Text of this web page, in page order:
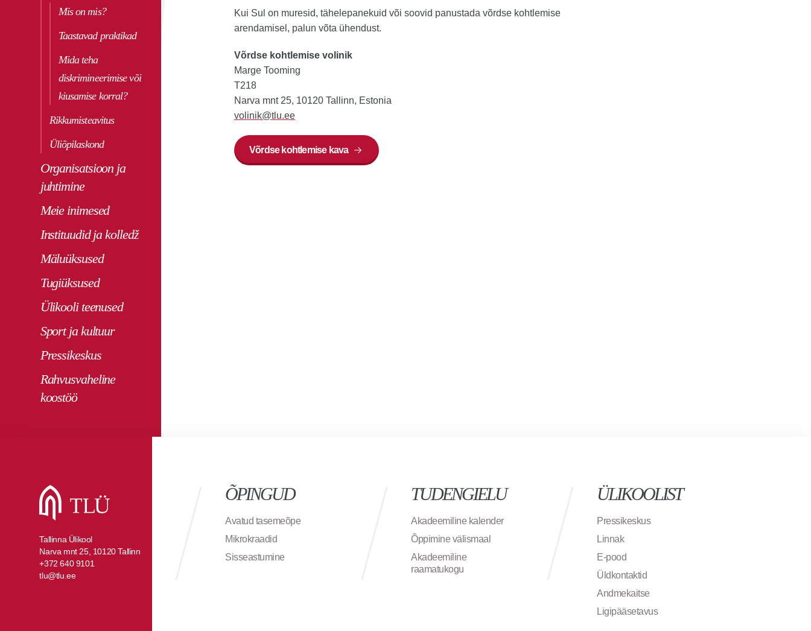
Mis on mis?
Taastavad praktikad
Mida teha
diskrimineerimise või
kiusamise korral?
Rikkumisteavitus
Üliõpilaskond
Organisatsioon ja
juhtimine
Meie inimesed
Instituudid ja kolledž
Mäluüksused
Tugiüksused
Ülikooli teenused
Sport ja kultuur
Pressikeskus
Rahvusvaheline
koostöö
Kui Sul on muresid, tähelepanekuid või soovid panustada võrdse kohtlemise
arendamisel, palun võta ühendust.
Võrdse kohtlemise volinik
Marge Tooming
T218
Narva mnt 25, 10120 Tallinn, Estonia
volinik@tlu.ee
Võrdse kohtlemise kava
Tallinna Ülikool
Narva mnt 25, 10120 Tallinn
+372 640 9101
tlu@tlu.ee
ÕPINGUD
Avatud tasemeõpe
Mikrokraadid
Sisseastumine
TUDENGIELU
Akadeemiline kalender
Õppimine välismaal
Akadeemiline
raamatukogu
ÜLIKOOLIST
Pressikeskus
Linnak
E-pood
Üldkontaktid
Andmekaitse
Ligipääsetavus